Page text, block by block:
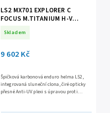
LS2 MX701 EXPLORER C
FOCUS M.TITANIUM H-V
Skladem
9 602 Kč
Špičková karbonová enduro helma LS2,
integrovaná sluneční clona, čiré opticky
přesné Anti-UV plexi s úpravou proti